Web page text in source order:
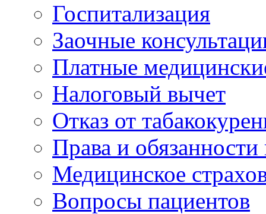
Госпитализация
Заочные
Платные
Налоговый вычет
Отказ от
Права и
Медицинское
Вопросы пациентов